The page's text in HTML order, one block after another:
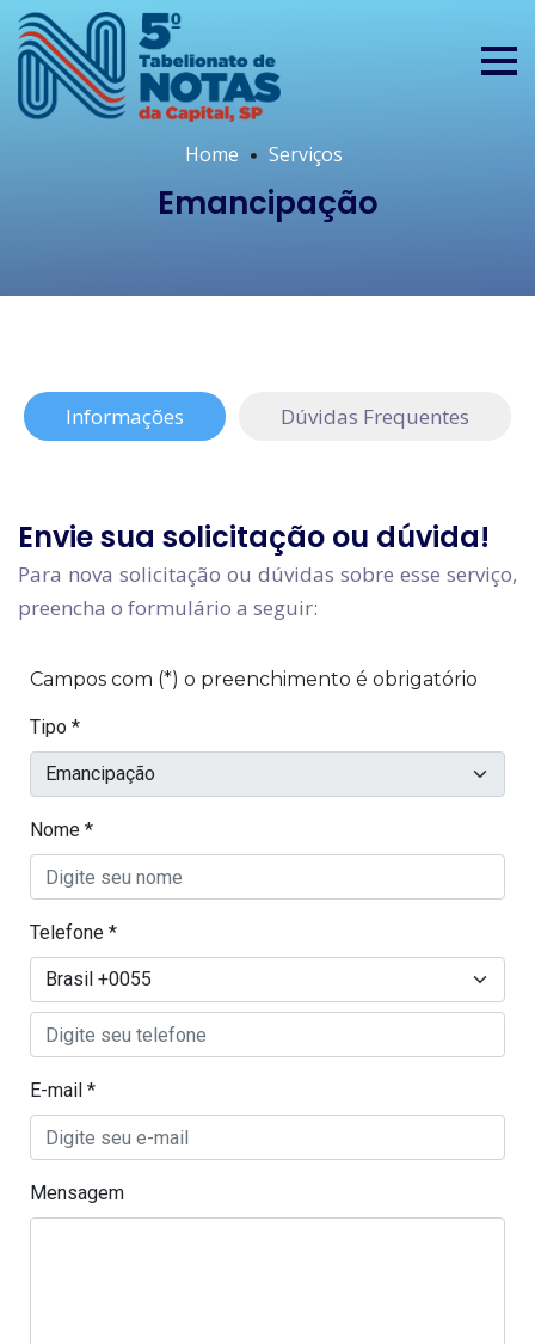
Home Serviços
Emancipação
Informações Dúvidas Frequentes
Envie sua solicitação ou dúvida!
Para nova solicitação ou dúvidas sobre esse serviço,
preencha o formulário a seguir: